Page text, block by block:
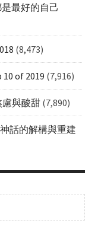
是最好的自己
(8,473)
of 2019 (7,916)
慮與酸甜 (7,890)
話的解構與重建